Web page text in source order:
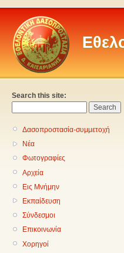
Search this site:
Δασοπροστασία-συμμετοχή
Νέα
Φωτογραφίες
Αρχεία
Εις Μνήμην
Εκπαίδευση
Σύνδεσμοι
Επικοινωνία
Χορηγοί